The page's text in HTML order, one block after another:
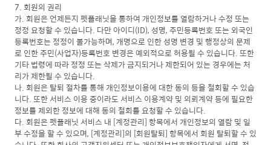
7. 회원의 권리
가. 회원은 언제든지 펫플래닛을 통하여 개인정보를 열람하거나 수정 또는
정정 요청할 수 있습니다. 다만 아이디(ID), 성명, 주민등록번호 또는 외국인
등록번호는 정정이 불가능하며, 개명으로 인한 성명 변경 및 행정상의 문제
로 인한 주민(사업자)등록번호 변경은 예외적으로 허용될 수 있습니다. 또한
기타 법령에 따라 정정 또는 삭제가 금지되거나 제한되어 있는 경우에는 처
리가 제한될 수 있습니다.
나. 회원은 탈퇴 절차를 통해 개인정보이용에 대한 동의 등을 철회할 수 있습
니다. 또한 서비스 이용 중이라도 서비스 이용계약 및 의뢰계약 등에 필요한
정보를 제외한 정보에 대해 동의 철회를 요청할 수 있습니다.
다. 회원은 펫플래닛 서비스 내 [계정관리] 항목에서 개인정보의 열람 및 일
부 수정을 할 수 있으며, [계정관리]의 [회원탈퇴] 항목에서 회원 탈퇴할 수 있